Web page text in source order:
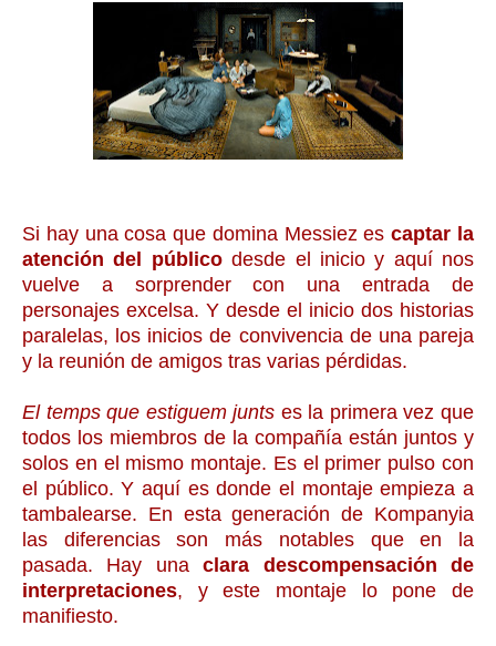
Si hay una cosa que domina Messiez escaptar la
atención del públicodesde el inicio y aquí nos
vuelve a sorprender con una entrada de
personajes excelsa. Y desde el inicio dos historias
paralelas, los inicios de convivencia de una pareja
y la reunión de amigos tras varias pérdidas.
El temps que estiguem junts es la primera vez que
todos los miembros de la compañía están juntos y
solos en el mismo montaje. Es el primer pulso con
el público. Y aquí es donde el montaje empieza a
tambalearse. En esta generación de Kompanyia
las diferencias son más notables que en la
pasada. Hay unaclara descompensación de
interpretaciones, y este montaje lo pone de
manifiesto.